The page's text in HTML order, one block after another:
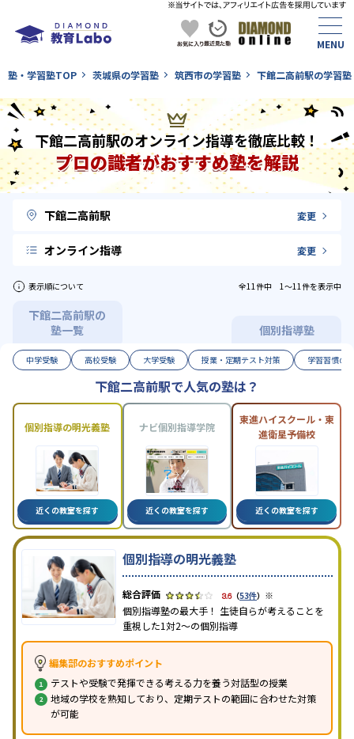
塾・学習塾TOP 茨城県の学習塾 筑西市の学習塾 下館二高前駅の学習塾
下館二高前駅のオンライン指導を徹底比較！
プロの識者がおすすめ塾を解説
下館二高前駅 変更
オンライン指導 変更
表示順について 全11件中 1〜11件を表示中
下館二高前駅の
塾一覧
個別指導塾
中学受験 高校受験 大学受験 授業・定期テスト対策 学習習慣の
下館二高前駅で人気の塾は？
個別指導の明光義塾
近くの教室を探す
ナビ個別指導学院
近くの教室を探す
東進ハイスクール・東
進衛星予備校
近くの教室を探す
個別指導の明光義塾
3.6（53件） ※
個別指導塾の最大手！ 生徒自らが考えることを
重視した1対2〜の個別指導
編集部のおすすめポイント
テストや受験で発揮できる考える力を養う対話型の授業
地域の学校を熟知しており、定期テストの範囲に合わせた対策
が可能